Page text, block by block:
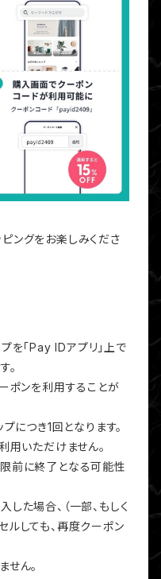
ングをお楽しみくださ
を「Pay IDアプリ」上で
。
ポンを利用することが
につき1回となります。
用いただけません。
前に終了となる可能性
た場合、（一部、もしく
ルしても、再度クーポン
せん。